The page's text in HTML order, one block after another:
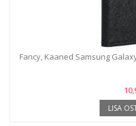
Fancy, Kaaned Samsung
LISA